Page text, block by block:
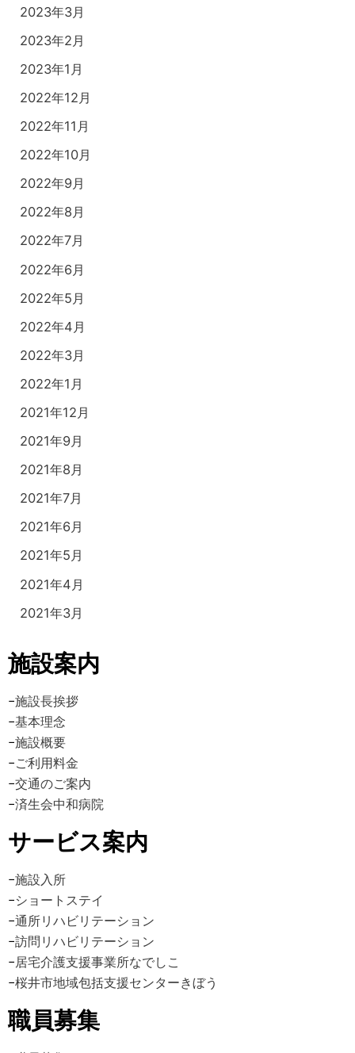
2023年3月
2023年2月
2023年1月
2022年12月
2022年11月
2022年10月
2022年9月
2022年8月
2022年7月
2022年6月
2022年5月
2022年4月
2022年3月
2022年1月
2021年12月
2021年9月
2021年8月
2021年7月
2021年6月
2021年5月
2021年4月
2021年3月
施設案内
−施設長挨拶
−基本理念
−施設概要
−ご利用料金
−交通のご案内
−済生会中和病院
サービス案内
−施設入所
−ショートステイ
−通所リハビリテーション
−訪問リハビリテーション
−居宅介護支援事業所なでしこ
−桜井市地域包括支援センターきぼう
職員募集